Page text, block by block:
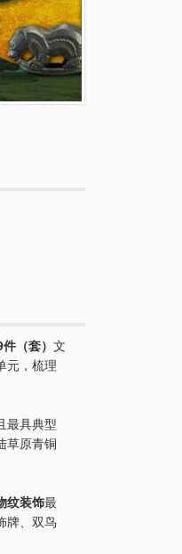
（套） 文
元，梳理
最具典型
草原青铜
纹装饰最
牌、双鸟